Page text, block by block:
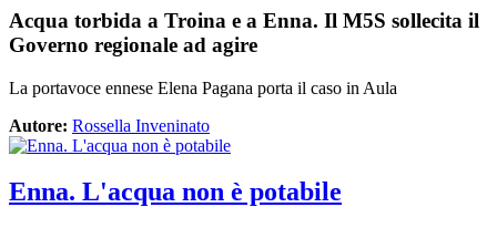
Acqua torbida a Troina e a Enna. Il M5S sollecita il
Governo regionale ad agire
La portavoce ennese Elena Pagana porta il caso in Aula
Autore: Rossella Inveninato
Enna. L'acqua non è potabile